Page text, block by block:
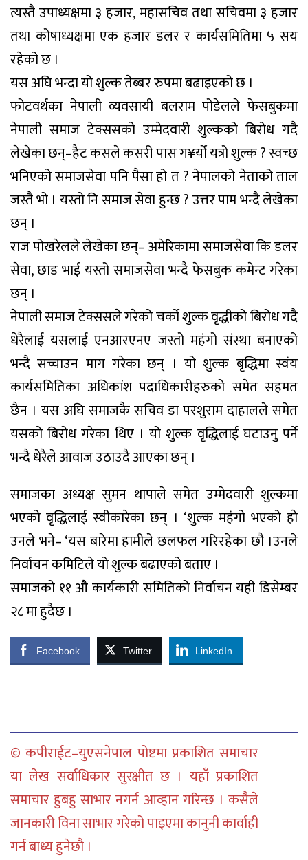
त्यस्तै उपाध्यक्षमा ३ हजार, महासचिव तथा सचिवमा ३ हजार
तथा कोषाध्यक्षमा एक हजार डलर र कार्यसमितिमा ५ सय
रहेको छ ।
यस अघि भन्दा यो शुल्क तेब्बर रुपमा बढाइएको छ ।
फोटवर्थका नेपाली व्यवसायी बलराम पोडेलले फेसबुकमा
नेपाली समाज टेक्ससको उम्मेदवारी शुल्कको बिरोध गदै
लेखेका छन्–हैट कसले कसरी पास ग¥र्यो यत्रो शुल्क ? स्वच्छ
भनिएको समाजसेवा पनि पैसा हो त ? नेपालको नेताको ताल
जस्तै भो । यस्तो नि समाज सेवा हुन्छ ? उत्तर पाम भन्दै लेखेका
छन् ।
राज पोखरेलले लेखेका छन्– अमेरिकामा समाजसेवा कि डलर
सेवा, छाड भाई यस्तो समाजसेवा भन्दै फेसबुक कमेन्ट गरेका
छन् ।
नेपाली समाज टेक्ससले गरेको चर्को शुल्क वृद्धीको बिरोध गदै
धेरैलाई यसलाई एनआरएनए जस्तो महंगो संस्था बनाएको
भन्दै सच्चाउन माग गरेका छन् । यो शुल्क बृद्धिमा स्वंय
कार्यसमितिका अधिकांश पदाधिकारीहरुको समेत सहमत
छैन । यस अघि समाजकै सचिव डा परशुराम दाहालले समेत
यसको बिरोध गरेका थिए । यो शुल्क वृद्धिलाई घटाउनु पर्ने
भन्दै धेरैले आवाज उठाउदै आएका छन् ।
समाजका अध्यक्ष सुमन थापाले समेत उम्मेदवारी शुल्कमा
भएको वृद्धिलाई स्वीकारेका छन् । ‘शुल्क महंगो भएको हाे
उनले भने– ‘यस बारेमा हामीले छलफल गरिरहेका छौ ।उनले
निर्वाचन कमिटिले यो शुल्क बढाएको बताए ।
समाजको ११ औ कार्यकारी समितिको निर्वाचन यही डिसेम्बर
२८ मा हुदैछ ।
Facebook Twitter LinkedIn
© कपीराईट–युएसनेपाल पोष्टमा प्रकाशित समाचार
या लेख सर्वाधिकार सुरक्षीत छ । यहाँ प्रकाशित
समाचार हुबहु साभार नगर्न आव्हान गरिन्छ । कसैले
जानकारी विना साभार गरेको पाइएमा कानुनी कार्वाही
गर्न बाध्य हुनेछौ ।